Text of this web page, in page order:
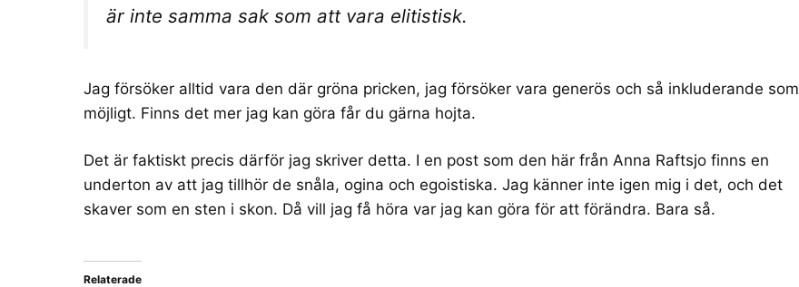
är inte samma sak som att vara elitistisk.
Jag försöker alltid vara den där gröna pricken, jag försöker vara generös och så inkluderande som
möjligt. Finns det mer jag kan göra får du gärna hojta.
Det är faktiskt precis därför jag skriver detta. I en post som den här från Anna Raftsjo finns en
underton av att jag tillhör de snåla, ogina och egoistiska. Jag känner inte igen mig i det, och det
skaver som en sten i skon. Då vill jag få höra var jag kan göra för att förändra. Bara så.
Relaterade